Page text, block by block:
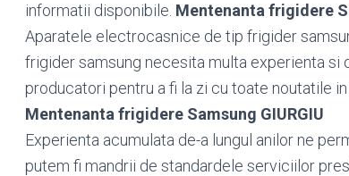
informatii disponibile. Mentenanta frigidere
Aparatele electrocasnice de tip frigider
frigider samsung necesita multa experienta si
producatori pentru a fi la zi cu toate noutatile
Mentenanta frigidere Samsung GIURGIU
Experienta acumulata de-a lungul anilor ne
putem fi mandrii de standardele serviciilor